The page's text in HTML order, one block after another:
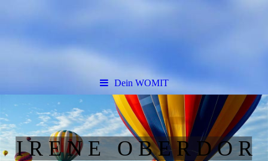
Dein WOMIT
I R E N E O B E R D O R